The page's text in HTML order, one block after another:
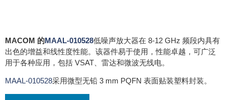
MACOM 的MAAL-010528低噪声放大器在 8-12 GHz 频段内具有
出色的增益和线性度性能。该器件易于使用，性能卓越，可广泛
用于各种应用，包括 VSAT、雷达和微波无线电。
MAAL-010528采用微型无铅 3 mm PQFN 表面贴装塑料封装。